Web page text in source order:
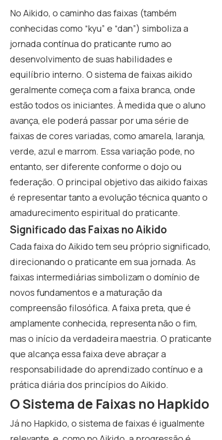
No Aikido, o caminho das faixas (também
conhecidas como “kyu” e “dan”) simboliza a
jornada contínua do praticante rumo ao
desenvolvimento de suas habilidades e
equilíbrio interno. O sistema de faixas aikido
geralmente começa com a faixa branca, onde
estão todos os iniciantes. À medida que o aluno
avança, ele poderá passar por uma série de
faixas de cores variadas, como amarela, laranja,
verde, azul e marrom. Essa variação pode, no
entanto, ser diferente conforme o dojo ou
federação. O principal objetivo das aikido faixas
é representar tanto a evolução técnica quanto o
amadurecimento espiritual do praticante.
Significado das Faixas no Aikido
Cada faixa do Aikido tem seu próprio significado,
direcionando o praticante em sua jornada. As
faixas intermediárias simbolizam o domínio de
novos fundamentos e a maturação da
compreensão filosófica. A faixa preta, que é
amplamente conhecida, representa não o fim,
mas o início da verdadeira maestria. O praticante
que alcança essa faixa deve abraçar a
responsabilidade do aprendizado contínuo e a
prática diária dos princípios do Aikido.
O Sistema de Faixas no Hapkido
Já no Hapkido, o sistema de faixas é igualmente